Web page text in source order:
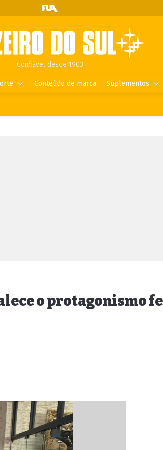
Confiável desde 1903.
Conteúdo de marca Suplementos
o protagonismo